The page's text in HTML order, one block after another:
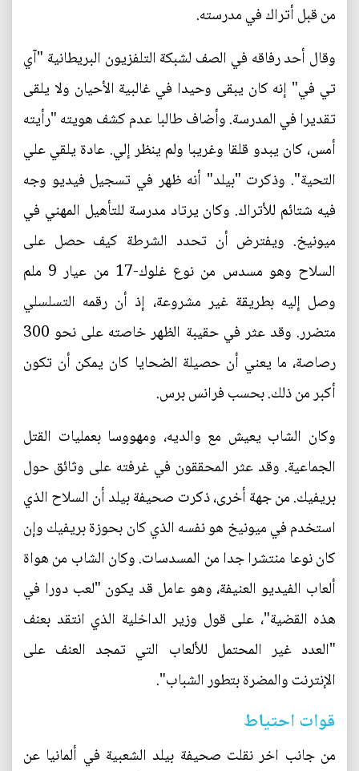
من قبل أتراك في مدرسته.
وقال أحد رفاقه في الصف لشبكة التلفزيون البريطانية "آي
تي في" إنه كان يبقى وحيدا في غالبية الأحيان ولا يلقى
تقديرا في المدرسة. وأضاف طالبا عدم كشف هويته "رأيته
أمس، كان يبدو قلقا وغريبا ولم ينظر إلي. عادة يلقي علي
التحية". وذكرت "بيلد" أنه ظهر في تسجيل فيديو وجه
فيه شتائم للأتراك. وكان يرتاد مدرسة للتأهيل المهني في
ميونيخ. ويفترض أن تحدد الشرطة كيف حصل على
السلاح وهو مسدس من نوع غلوك-17 من عيار 9 ملم
وصل إليه بطريقة غير مشروعة، إذ أن رقمه التسلسلي
متضرر. وقد عثر في حقيبة الظهر خاصته على نحو 300
رصاصة، ما يعني أن حصيلة الضحايا كان يمكن أن تكون
أكبر من ذلك. بحسب فرانس برس.
وكان الشاب يعيش مع والديه، ومهووسا بعمليات القتل
الجماعية. وقد عثر المحققون في غرفته على وثائق حول
بريفيك. من جهة أخرى، ذكرت صحيفة بيلد أن السلاح الذي
استخدم في ميونيخ هو نفسه الذي كان بحوزة بريفيك وإن
كان نوعا منتشرا جدا من المسدسات. وكان الشاب من هواة
ألعاب الفيديو العنيفة، وهو عامل قد يكون "لعب دورا في
هذه القضية"، على قول وزير الداخلية الذي انتقد بعنف
"العدد غير المحتمل للألعاب التي تمجد العنف على
الإنترنت والمضرة بتطور الشباب".
قوات احتياط
من جانب اخر نقلت صحيفة بيلد الشعبية في ألمانيا عن